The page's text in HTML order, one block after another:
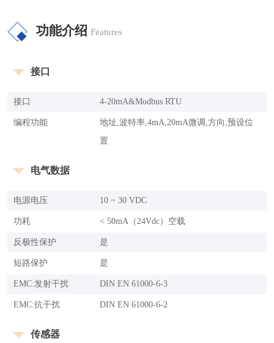
功能介绍 Features
接口
接口 4-20mA&Modbus RTU
编程功能
地址,波特率,4mA,20mA微调,方向,预设位
置
电气数据
电源电压 10 ~ 30 VDC
功耗 < 50mA（24Vdc）空载
反极性保护 是
短路保护 是
EMC:发射干扰 DIN EN 61000-6-3
EMC:抗干扰 DIN EN 61000-6-2
传感器